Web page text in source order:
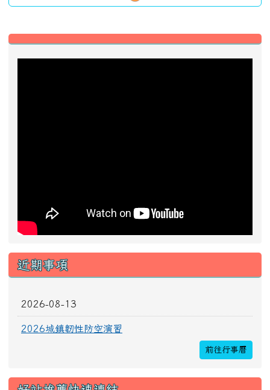
左邊區域內容
近期事項
2026-08-13
2026城鎮韌性防空演習
前往行事曆